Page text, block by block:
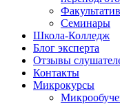
Семинары
Школа-Колледж
Блог эксперта
Отзывы
Контакты
Микрокурсы